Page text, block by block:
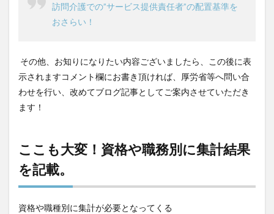
訪問介護での”サービス提供責任者”の配置基準を
おさらい！
その他、お知りになりたい内容ございましたら、この後に表
示されますコメント欄にお書き頂ければ、厚労省等へ問い合
わせを行い、改めてブログ記事としてご案内させていただき
ます！
ここも大変！資格や職務別に集計結果
を記載。
資格や職種別に集計が必要となってくる